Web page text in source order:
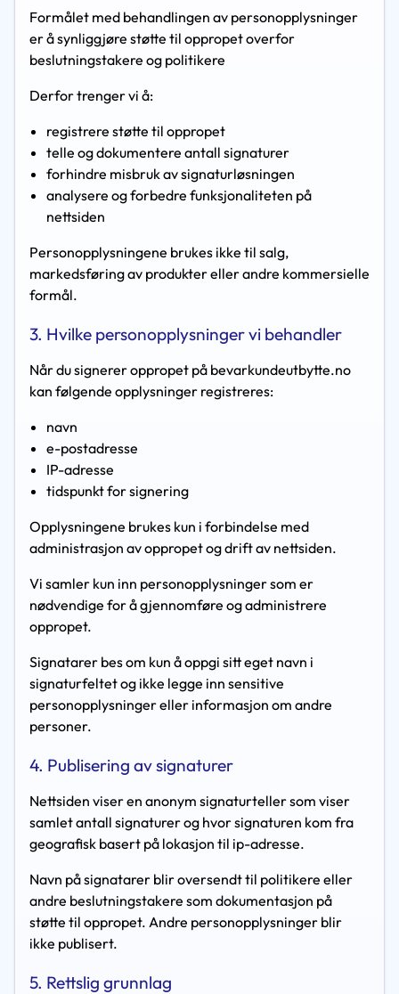
Formålet med behandlingen av personopplysninger
er å synliggjøre støtte til oppropet overfor
beslutningstakere og politikere
Derfor trenger vi å:
registrere støtte til oppropet
telle og dokumentere antall signaturer
forhindre misbruk av signaturløsningen
analysere og forbedre funksjonaliteten på
nettsiden
Personopplysningene brukes ikke til salg,
markedsføring av produkter eller andre kommersielle
formål.
3. Hvilke personopplysninger vi behandler
Når du signerer oppropet på bevarkundeutbytte.no
kan følgende opplysninger registreres:
navn
e-postadresse
IP-adresse
tidspunkt for signering
Opplysningene brukes kun i forbindelse med
administrasjon av oppropet og drift av nettsiden.
Vi samler kun inn personopplysninger som er
nødvendige for å gjennomføre og administrere
oppropet.
Signatarer bes om kun å oppgi sitt eget navn i
signaturfeltet og ikke legge inn sensitive
personopplysninger eller informasjon om andre
personer.
4. Publisering av signaturer
Nettsiden viser en anonym signaturteller som viser
samlet antall signaturer og hvor signaturen kom fra
geografisk basert på lokasjon til ip-adresse.
Navn på signatarer blir oversendt til politikere eller
andre beslutningstakere som dokumentasjon på
støtte til oppropet. Andre personopplysninger blir
ikke publisert.
5. Rettslig grunnlag